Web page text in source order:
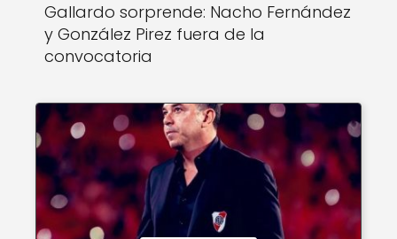
Gallardo sorprende: Nacho Fernández
y González Pirez fuera de la
convocatoria